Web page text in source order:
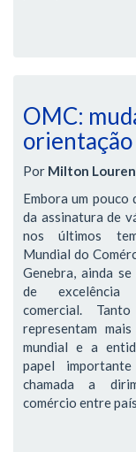
OMC:
orientação
Por Milton
Embora um pouco
da assinatura de
nos últimos
Mundial do
Genebra, ainda
de excelência
comercial.
representam
mundial e a
papel
chamada a
comércio entre